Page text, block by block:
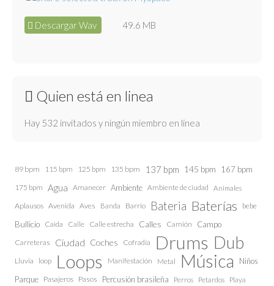
Descargar Wav 49.6 MB
Quien está en linea
Hay 532 invitados y ningún miembro en línea
89 bpm 115 bpm 125 bpm 135 bpm 137 bpm 145 bpm 167 bpm
175 bpm Agua Amanecer Ambiente Ambiente de ciudad Animales
Aplausos Avenida Aves Banda Barrio Bateria Baterías bebe
Bullicio Caida Calle Calle estrecha Calles Camión Campo
Carreteras Ciudad Coches Cofradía Drums Dub
Lluvia loop Loops Manifestación Metal Música
Niños
Parque Pasajeros Pasos Percusión brasileña Perros Petardos Playa